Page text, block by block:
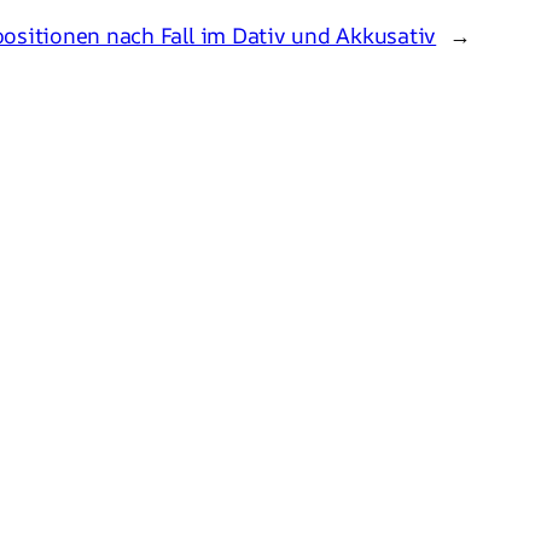
nach Fall im Dativ und Akkusativ →